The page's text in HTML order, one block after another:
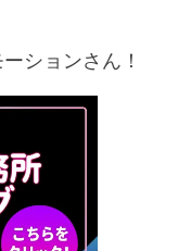
ションさん！